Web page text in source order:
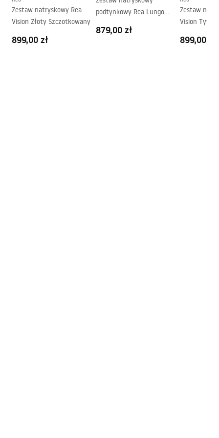
Powłoka Easy Clean
Nie
Instrukcja montażu brodzika
Instrukcja_montazu.pdf
Zestaw natryskowy Rea
Vision Złoty Szczotkowany
899,00 zł
podtynkowy Rea Lungo
Szczotkowane + BOX
879,00 zł
Zestaw
Vision Tytan
899,00 zł